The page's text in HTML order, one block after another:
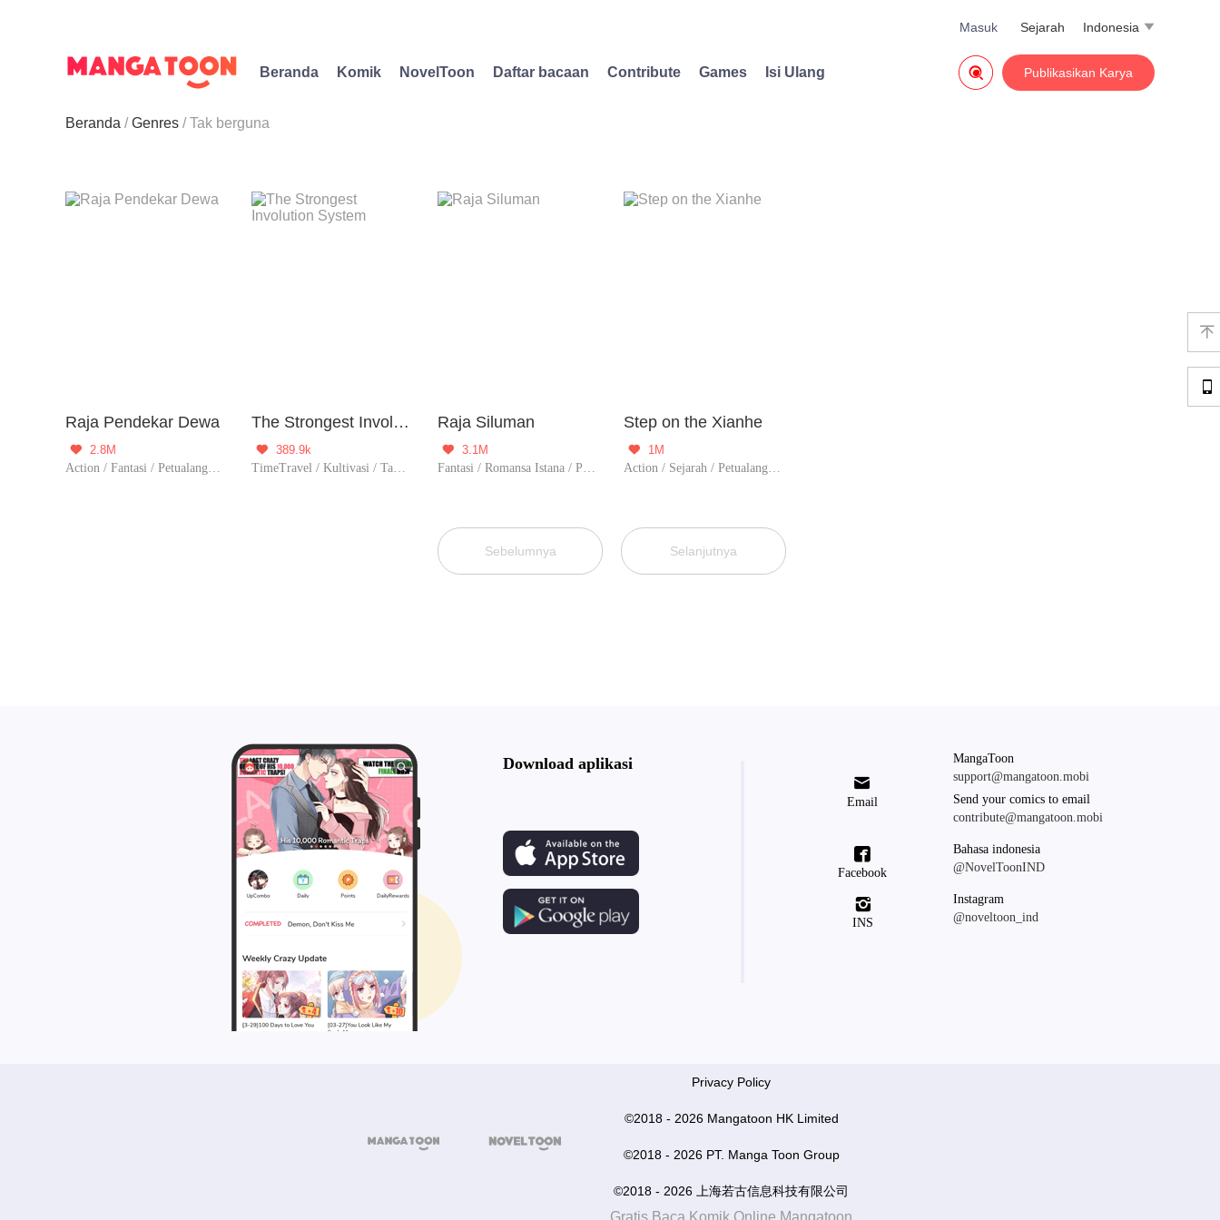
Indonesia 
Sejarah
Masuk
Beranda Komik NovelToon Daftar bacaan Contribute Games Isi Ulang Publikasikan Karya

Beranda Genres Tak berguna
Raja Pendekar Dewa

2.8M
Action / Fantasi / Petualangan / Kultivasi / Perubahan Hidup / Tak berguna
The Strongest Involution System

389.9k
TimeTravel / Kultivasi / Tak berguna
Raja Siluman

3.1M
Fantasi / Romansa Istana / Petualangan / Supernatural / Aksi / Balas dendam. / Perubahan Hidup / Naik level / Tak berguna
Step on the Xianhe

1M
Action / Sejarah / Petualangan / Perubahan Hidup / Tak berguna
Sebelumnya Selanjutnya

Download aplikasi

Email
MangaToon
support@mangatoon.mobi
Send your comics to email
contribute@mangatoon.mobi

Facebook
Bahasa indonesia
@NovelToonIND

INS
Instagram
@noveltoon_ind
 
Privacy Policy
©2018 - 2026 Mangatoon HK Limited
©2018 - 2026 PT. Manga Toon Group
©2018 - 2026 上海若古信息科技有限公司
Gratis Baca Komik Online Mangatoon